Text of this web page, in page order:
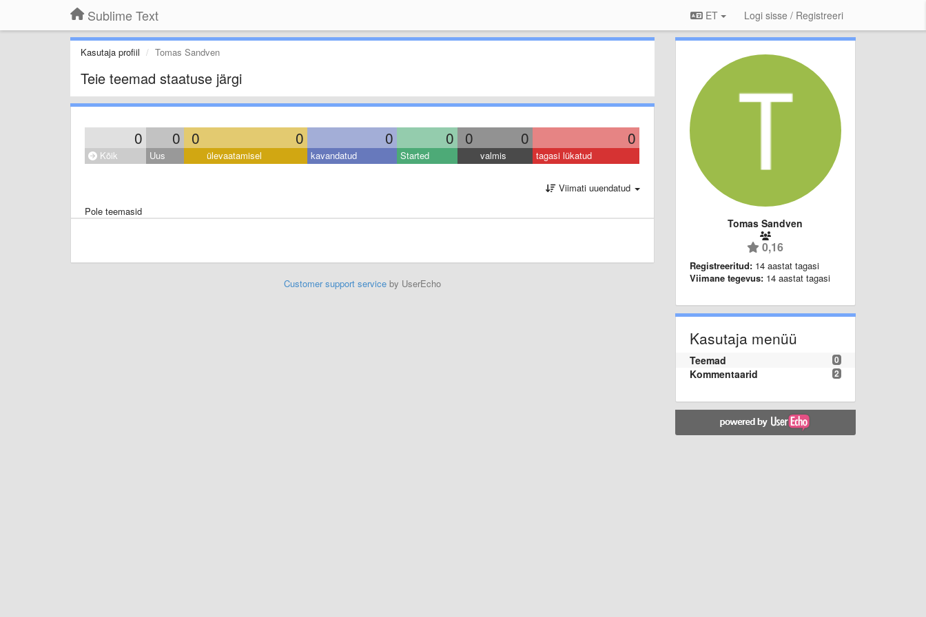
Sublime Text ET Logi sisse / Registreeri
Kasutaja profiil Tomas Sandven
Teie teemad staatuse järgi
0 0 0 0 0 0 0 0 0
Kõik Uus ülevaatamisel kavandatud Started valmis tagasi lükatud
Viimati uuendatud
Pole teemasid
Customer support serviceby UserEcho
Tomas Sandven
0,16
Registreeritud: 14 aastat tagasi
Viimane tegevus: 14 aastat tagasi
Kasutaja menüü
0
Teemad
2
Kommentaarid